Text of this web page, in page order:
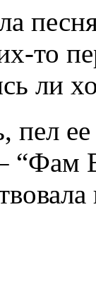
то
ли
ее